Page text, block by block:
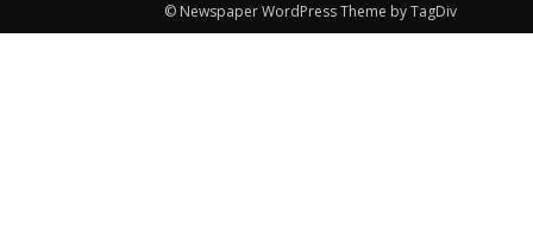
© Newspaper WordPress Theme by TagDiv